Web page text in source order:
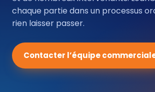
chaque partie dans un processus
rien laisser passer.
Contacter l’équipe